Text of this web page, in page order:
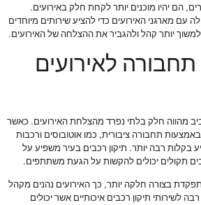
הם יהיו מוכנים יותר לקחת חלק באירועים.
עם מארגני האירועים כדי להציע שירותים מיוחדים
יותר קהל ולהגביר את ההצלחה של האירועים.
לאירועים
מהווה חלק בלתי נפרד מהצלחת האירועים. כאשר
תחבורה ציבורית, כמו אוטובוסים ורכבות
בקלות רבה יותר. תיקון רכבים בעיר משפיע על
תקולים יכולים להקשות על הגעת משתתפים.
בצורה חלקה יותר, כך האירועים נהנים מקהל
לשירותי תיקון רכבים איכותיים אשר יכולים